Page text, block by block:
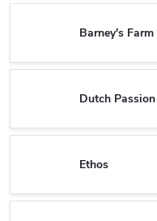
Barney's Farm
Dutch Passion
Ethos